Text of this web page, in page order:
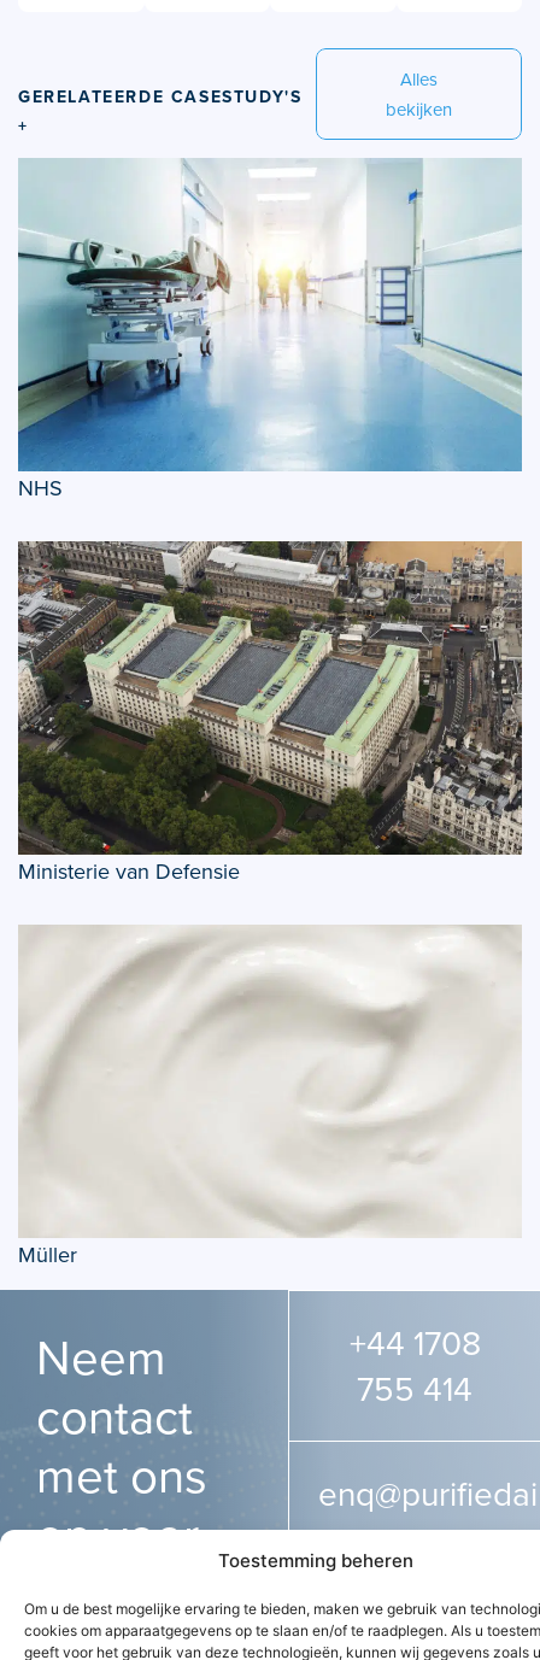
Toestemming beheren
Om u de best mogelijke ervaring te bieden, maken we gebruik van
cookies om apparaatgegevens op te slaan en/of te raadplegen. Als u
geeft voor het gebruik van deze technologieën, kunnen wij gegevens zoals
GERELATEERDE CASESTUDY'S
+
Alles
bekijken
NHS
Ministerie van Defensie
Müller
Neem
contact
met ons
op voor
een
+44 1708
755 414